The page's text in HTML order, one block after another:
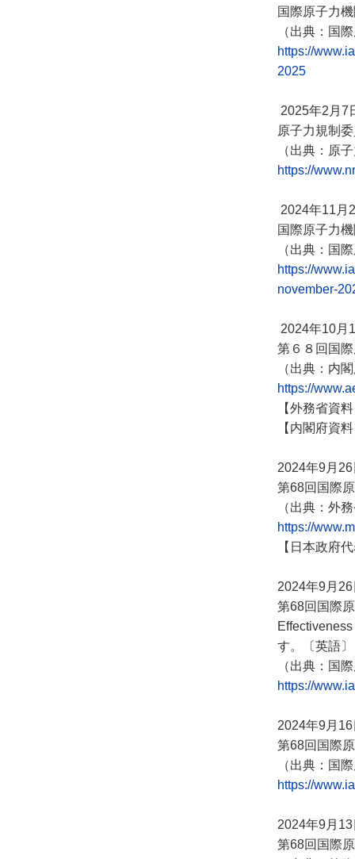
国際原子力
（出典：国
https://
2025
2025年2月7
原子力規制
（出典：原
https://
2024年11月
国際原子力
（出典：国
https://
november-
2024年10月
第６８回国
（出典：内
https://
【外務省資
【内閣府資
2024年9月26
第68回国際
（出典：外
https://
【日本政府
2024年9月26
第68回国際
す。〔英語〕
（出典：国
https://
2024年9月16
第68回国際
（出典：国
https://
2024年9月13
第68回国際